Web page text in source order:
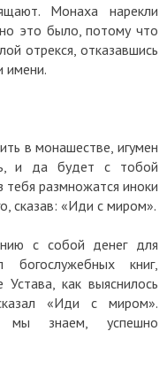
Монаха нарекли
это было, потому что
отрекся, отказавшись
имени.
в монашестве, игумен
и да будет с тобой
тебя размножатся иноки
сказав: «Иди с миром».
с собой денег для
книг,
как выяснилось
«Иди с миром».
мы знаем, успешно